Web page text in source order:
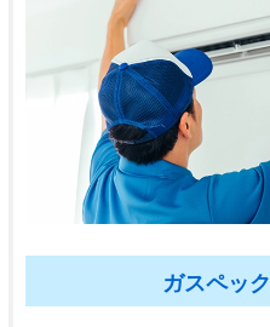
ガスペッ